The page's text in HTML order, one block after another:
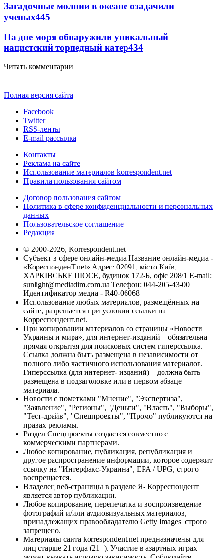
Загадочные молнии в океане озадачили
ученых445
На дне моря обнаружили уникальный
нацистский торпедный катер434
Читать комментарии
Полная версия сайта
Facebook
Twitter
RSS-ленты
E-mail рассылка
Контакты
Реклама на сайте
Использование материалов korrespondent.net
Правила пользования сайтом
Договор пользования сайтом
Политика в сфере конфиденциальности и персональных
данных
Пользовательское соглашение
Редакция
© 2000-2026, Korrespondent.net
Субъект в сфере онлайн-медиа Название онлайн-медиа -
«КореспонденТ.net» Адрес: 02091, місто Київ,
ХАРКІВСЬКЕ ШОСЕ, будинок 172-Б, офіс 208/1 E-mail:
sunlight@mediadim.com.ua Телефон: 044-205-43-00
Идентификатор медиа - R40-06068
Использование любых материалов, размещённых на
сайте, разрешается при условии ссылки на
Корреспондент.net.
При копировании материалов со страницы «Новости
Украины и мира», для интернет-изданий – обязательна
прямая открытая для поисковых систем гиперссылка.
Ссылка должна быть размещена в независимости от
полного либо частичного использования материалов.
Гиперссылка (для интернет- изданий) – должна быть
размещена в подзаголовке или в первом абзаце
материала.
Новости с пометками "Мнение", "Экспертиза",
"Заявление", "Регионы", "Деньги", "Власть", "Выборы",
"Тест-драйв", "Спецпроекты", "Промо" публикуются на
правах рекламы.
Раздел Спецпроекты создается совместно с
коммерческими партнерами.
Любое копирование, публикация, републикация и
другое распространение информации, которое содержит
ссылку на "Интерфакс-Украина", EPA / UPG, строго
воспрещается.
Владелец веб-страницы в разделе Я- Корреспондент
является автор публикации.
Любое копирование, перепечатка и воспроизведение
фотографий и/или аудиовизуальных материалов,
принадлежащих правообладателю Getty Images, строго
запрещено.
Материалы сайта korrespondent.net предназначены для
лиц старше 21 года (21+). Участие в азартных играх